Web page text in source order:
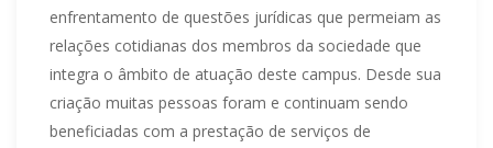
enfrentamento de questões jurídicas que permeiam as
relações cotidianas dos membros da sociedade que
integra o âmbito de atuação deste campus. Desde sua
criação muitas pessoas foram e continuam sendo
beneficiadas com a prestação de serviços de